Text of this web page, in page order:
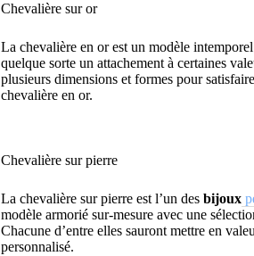
Chevalière sur or
La chevalière en or est un modèle
quelque sorte un attachement à certaines
plusieurs dimensions et formes pour
chevalière en or.
Chevalière sur pierre
La chevalière sur pierre est l’un desbijoux
modèle armorié sur-mesure avec une
Chacune d’entre elles sauront mettre en
personnalisé.